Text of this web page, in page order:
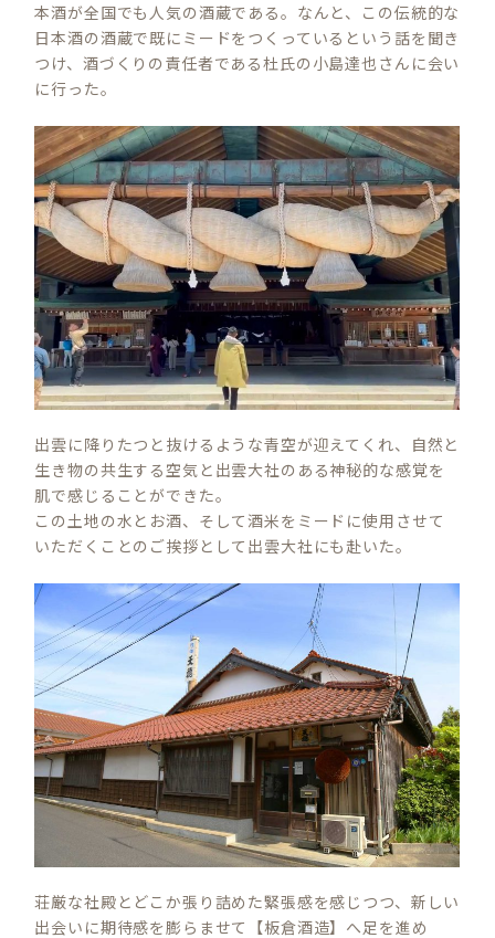
本酒が全国でも人気の酒蔵である。なんと、この伝統的な
日本酒の酒蔵で既にミードをつくっているという話を聞き
つけ、酒づくりの責任者である杜氏の小島達也さんに会い
に行った。
出雲に降りたつと抜けるような青空が迎えてくれ、自然と
生き物の共生する空気と出雲大社のある神秘的な感覚を
肌で感じることができた。
この土地の水とお酒、そして酒米をミードに使用させて
いただくことのご挨拶として出雲大社にも赴いた。
荘厳な社殿とどこか張り詰めた緊張感を感じつつ、新しい
出会いに期待感を膨らませて【板倉酒造】へ足を進め